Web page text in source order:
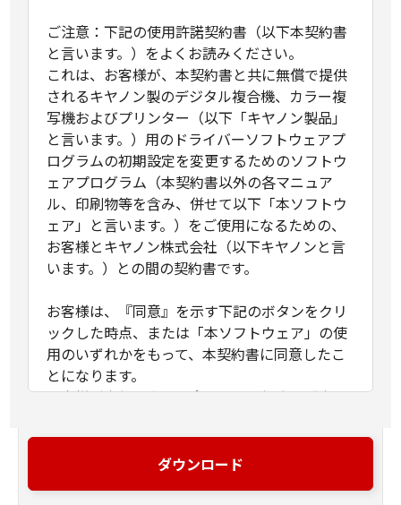
ご注意：下記の使用許諾契約書（以下本契約書
と言います。）をよくお読みください。
これは、お客様が、本契約書と共に無償で提供
されるキヤノン製のデジタル複合機、カラー複
写機およびプリンター（以下「キヤノン製品」
と言います。）用のドライバーソフトウェアプ
ログラムの初期設定を変更するためのソフトウ
ェアプログラム（本契約書以外の各マニュア
ル、印刷物等を含み、併せて以下「本ソフトウ
ェア」と言います。）をご使用になるための、
お客様とキヤノン株式会社（以下キヤノンと言
います。）との間の契約書です。
お客様は、『同意』を示す下記のボタンをクリ
ックした時点、または「本ソフトウェア」の使
用のいずれかをもって、本契約書に同意したこ
とになります。
お客様が本契約書に同意できない場合、「本ソ
ダウンロード